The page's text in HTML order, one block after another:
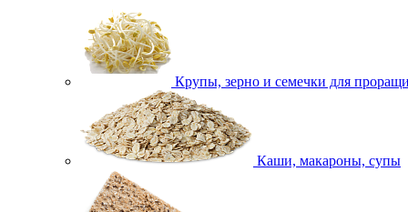
Крупы, зерно и семечки для
Каши, макароны, супы